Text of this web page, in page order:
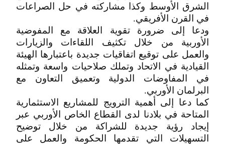
الشرق الأوسط وكذا مشاركته في حل الصراعات
في القرن الأفريقي.
ودعا إلى ضرورة تقوية العلاقة مع المفوضية
الأوربية من خلال تكثيف اللقاءات والزيارات
والعمل على توقيع اتفاقيات جديدة باعتبارها الهيئة
القيادية في الاتحاد وتملك صلاحيات واسعة وتمثله
في المفاوضات الدولية وتعميق التعاون مع
البرلمان الأوربي.
كما دعا إلى أهمية الترويج للمشاريع الاستثمارية
المتاحة في بلادنا لدى القطاع الخاص الأوربي عبر
إيجاد رؤية جديدة للشراكة من خلال توضيح
التسهيلات التي تقدمها الحكومة والعمل على